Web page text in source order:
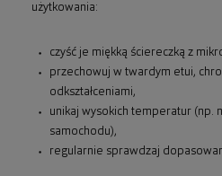
użytkowania:
czyść je miękką ściereczką z
przechowuj w twardym etui,
odkształceniami,
unikaj wysokich temperatur (np.
samochodu),
regularnie sprawdzaj